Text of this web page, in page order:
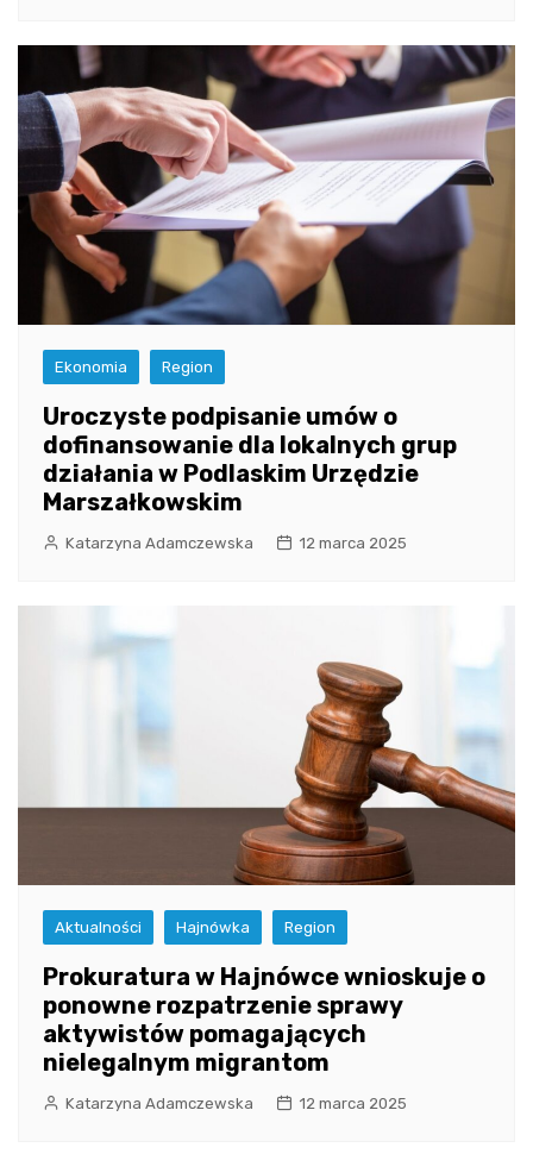
Ekonomia Region
Uroczyste podpisanie umów o
dofinansowanie dla lokalnych grup
działania w Podlaskim Urzędzie
Marszałkowskim
Katarzyna Adamczewska 12 marca 2025
Aktualności Hajnówka Region
Prokuratura w Hajnówce wnioskuje o
ponowne rozpatrzenie sprawy
aktywistów pomagających
nielegalnym migrantom
Katarzyna Adamczewska 12 marca 2025